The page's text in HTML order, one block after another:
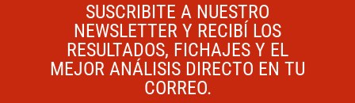
SUSCRIBITE A NUESTRO
NEWSLETTER Y RECIBÍ LOS
RESULTADOS, FICHAJES Y EL
MEJOR ANÁLISIS DIRECTO EN TU
CORREO.